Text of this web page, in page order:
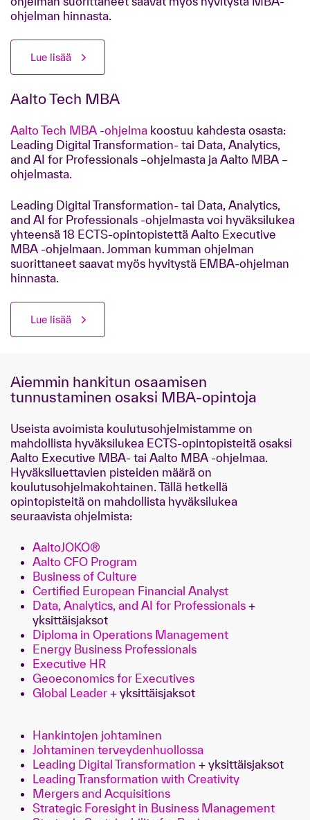
ohjelman hinnasta.
Lue lisää
Aalto Tech MBA
Aalto Tech MBA -ohjelma koostuu kahdesta osasta:
Leading Digital Transformation- tai Data, Analytics,
and AI for Professionals –ohjelmasta ja Aalto MBA –
ohjelmasta.
Leading Digital Transformation- tai Data, Analytics,
and AI for Professionals -ohjelmasta voi hyväksilukea
yhteensä 18 ECTS-opintopistettä Aalto Executive
MBA -ohjelmaan. Jomman kumman ohjelman
suorittaneet saavat myös hyvitystä EMBA-ohjelman
hinnasta.
Lue lisää
Aiemmin hankitun osaamisen
tunnustaminen osaksi MBA-opintoja
Useista avoimista koulutusohjelmistamme on
mahdollista hyväksilukea ECTS-opintopisteitä osaksi
Aalto Executive MBA- tai Aalto MBA -ohjelmaa.
Hyväksiluettavien pisteiden määrä on
koulutusohjelmakohtainen. Tällä hetkellä
opintopisteitä on mahdollista hyväksilukea
seuraavista ohjelmista:
AaltoJOKO®
Aalto CFO Program
Business of Culture
Certified European Financial Analyst
Data, Analytics, and AI for Professionals +
yksittäisjaksot
Diploma in Operations Management
Energy Business Professionals
Executive HR
Geoeconomics for Executives
Global Leader + yksittäisjaksot
Hankintojen johtaminen
Johtaminen terveydenhuollossa
Leading Digital Transformation + yksittäisjaksot
Leading Transformation with Creativity
Mergers and Acquisitions
Strategic Foresight in Business Management